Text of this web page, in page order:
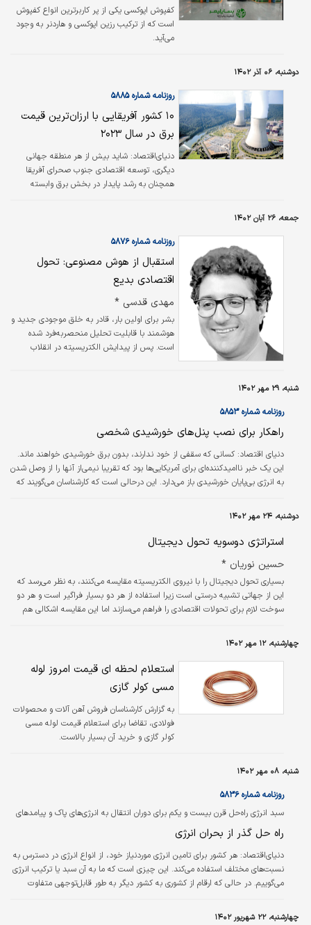
کفپوش اپوکسی یکی از پر کاربرترین انواع کفپوش‌
است که از ترکیب رزین اپوکسی و هاردنر به وجود
می‌آید.
دوشنبه، ۰۶ آذر ۱۴۰۲
روزنامه شماره ۵۸۸۵
۱۰ کشور آفریقایی با ارزان‌ترین قیمت
برق در سال ۲۰۲۳
دنیای‌اقتصاد: شاید بیش از هر منطقه جهانی
دیگری، توسعه اقتصادی جنوب صحرای آفریقا
همچنان به رشد پایدار در بخش برق وابسته
خود برای تحریک رشد تلاش می‌‌‌کنند. در حالی که
برخی مناطق باقی مانده است، چند کشور
آفریقایی وجود دارند که به دلیل تعهد خود به
ارائه برق ارزان و در دسترس برجسته هستند.
جمعه، ۲۶ آبان ۱۴۰۲
روزنامه شماره ۵۸۷۶
استقبال از هوش مصنوعی: تحول
اقتصادی بدیع
مهدی قدسی *
بشر برای اولین بار، قادر به خلق موجودی جدید و
هوشمند با قابلیت تحلیل منحصربه‌فرد شده
است. پس از پیدایش الکتریسیته در انقلاب
الگوریتم‌‌‌های تحلیلی در انتهای انقلاب صنعتی
ترانسفورماتورهای از پیش آموزش‌دیده مولد
(GPT)، تحلیل پیچیده‌‌‌ترین…
شنبه، ۲۹ مهر ۱۴۰۲
روزنامه شماره ۵۸۵۳
راهکار برای نصب پنل‌‌‌های خورشیدی شخصی
دنیای اقتصاد: کسانی که سقفی از خود ندارند، بدون برق خورشیدی خواهند ماند.
این یک خبر ناامیدکننده‌‌‌ای برای آمریکایی‌‌‌ها بود که تقریبا نیمی‌‌‌از آنها را از وصل شدن
به انرژی بی‌‌‌پایان خورشیدی باز می‌دارد. این درحالی است که کارشناسان می‌‌‌گویند که
اشتراک در نتفلیکس باشد. در ایالات‌متحده، تعداد زیادی مزارع خورشیدی کوچک
جدید در حال ظهور هستند که برق تمیز و محلی را مستقیما به مشتریان خود
می‌‌‌فروشند. این سازوکار که «برق خورشیدی اجتماعی» نامیده…
دوشنبه، ۲۴ مهر ۱۴۰۲
استراتژی دوسویه تحول دیجیتال
حسین نوریان *
بسیاری تحول دیجیتال را با نیروی الکتریسیته مقایسه می‌کنند، به نظر می‌رسد که
این از جهاتی تشبیه درستی است زیرا استفاده از هر دو بسیار فراگیر است و هر دو
سوخت لازم برای تحولات اقتصادی را فراهم می‌سازند اما این مقایسه اشکالی هم
ازهم‌گسیختگی در صنایع مختلف و ایجاد دگرگونی در تکنولوژی‌ها، فرایندها و
محصولات برخوردار نیست اما قابلیت‌های تحول دیجیتال چه امروز و چه فردا منشأ
تغییرات بسیار بزرگ در اغلب بازارها و صنایع خواهد بود،…
چهارشنبه، ۱۲ مهر ۱۴۰۲
استعلام لحظه ای قیمت امروز لوله
مسی کولر گازی
به گزارش کارشناسان فروش آهن آلات و محصولات
فولادی، تقاضا برای استعلام قیمت لوله مسی
کولر گازی و خرید آن بسیار بالاست.
شنبه، ۰۸ مهر ۱۴۰۲
سبد انرژی راه‌حل قرن بیست و یکم برای دوران انتقال به انرژی‏‏‌های پاک و پیامدهای
آن
روزنامه شماره ۵۸۳۶
راه حل گذر از بحران انرژی
دنیای‌اقتصاد: هر کشور برای تامین انرژی موردنیاز خود، از انواع انرژی در دسترس به
نسبت‌‌‌های مختلف استفاده می‌کند. این چیزی است که ما به آن سبد یا ترکیب انرژی
می‌‌‌گوییم. در حالی که ارقام از کشوری به کشور دیگر به طور قابل‌توجهی متفاوت
۸۰‌درصد از کل انرژی را تشکیل می‌دهند. اصطلاح «ترکیب انرژی» به ترکیبی از منابع
چهارشنبه، ۲۲ شهریور ۱۴۰۲